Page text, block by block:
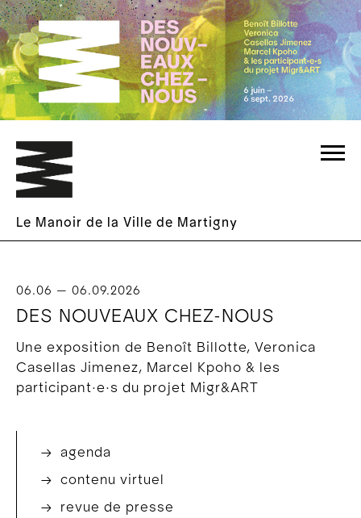
Le Manoir de la Ville de Martigny
06.06 — 06.09.2026
DES NOUVEAUX CHEZ-NOUS
Une exposition de Benoît Billotte, Veronica
Casellas Jimenez, Marcel Kpoho & les
participant·e·s du projet Migr&ART
→ agenda
→ contenu virtuel
→ revue de presse
En cours au Manoir
En cours au GPS
Hors les murs
Agenda
Archives
La culture vient à vous
Visites et ateliers
Écoles et institutions
À propos
Équipe
Devenir membre
Soutiens
Infos pratiques
Presse